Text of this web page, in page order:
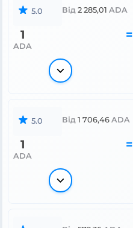
5.0 Від 2 285,01 ADA
1
ADA
=
5.0 Від 1 706,46 ADA
1
ADA
=